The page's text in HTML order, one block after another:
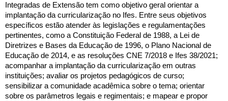
Integradas de Extensão tem como objetivo geral orientar a
implantação da curricularização no Ifes. Entre seus objetivos
específicos estão atender às legislações e regulamentações
pertinentes, como a Constituição Federal de 1988, a Lei de
Diretrizes e Bases da Educação de 1996, o Plano Nacional de
Educação de 2014, e as resoluções CNE 7/2018 e Ifes 38/2021;
acompanhar a implantação da curricularização em outras
instituições; avaliar os projetos pedagógicos de curso;
sensibilizar a comunidade acadêmica sobre o tema; orientar
sobre os parâmetros legais e regimentais; e mapear e propor